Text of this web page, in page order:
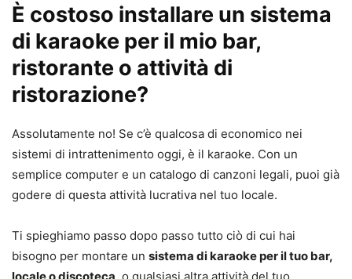
È costoso installare un sistema
di karaoke per il mio bar,
ristorante o attività di
ristorazione?
Assolutamente no! Se c’è qualcosa di economico nei
sistemi di intrattenimento oggi, è il karaoke. Con un
semplice computer e un catalogo di canzoni legali, puoi già
godere di questa attività lucrativa nel tuo locale.
Ti spieghiamo passo dopo passo tutto ciò di cui hai
bisogno per montare un sistema di karaoke per il tuo bar,